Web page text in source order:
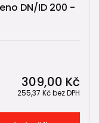
DN/ID 200 -
309,00 Kč
255,37 Kčbez DPH